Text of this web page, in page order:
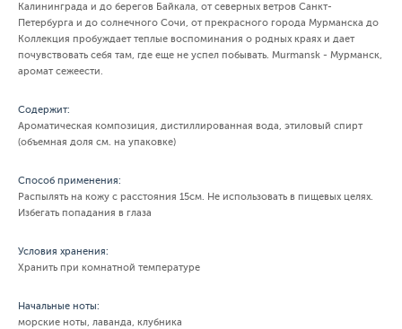
Калининграда и до берегов Байкала, от северных ветров Санкт-
Петербурга и до солнечного Сочи, от прекрасного города Мурманска до
Коллекция пробуждает теплые воспоминания о родных краях и дает
почувствовать себя там, где еще не успел побывать. Murmansk - Мурманск,
аромат сежеести.
Содержит:
Ароматическая композиция, дистиллированная вода, этиловый спирт
(объемная доля см. на упаковке)
Способ применения:
Распылять на кожу с расстояния 15см. Не использовать в пищевых целях.
Избегать попадания в глаза
Условия хранения:
Хранить при комнатной температуре
Начальные ноты:
морские ноты, лаванда, клубника